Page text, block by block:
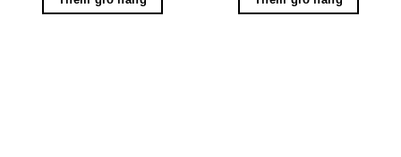
1,250,000 ₫.
1,100,000 ₫.
800,000 ₫.